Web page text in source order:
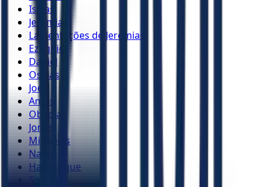
Isaías
Jeremias
Lamentações de Jeremias
Ezequiel
Daniel
Oséias
Joel
Amós
Obadias
Jonas
Miquéias
Naum
Habacuque
Sofonias